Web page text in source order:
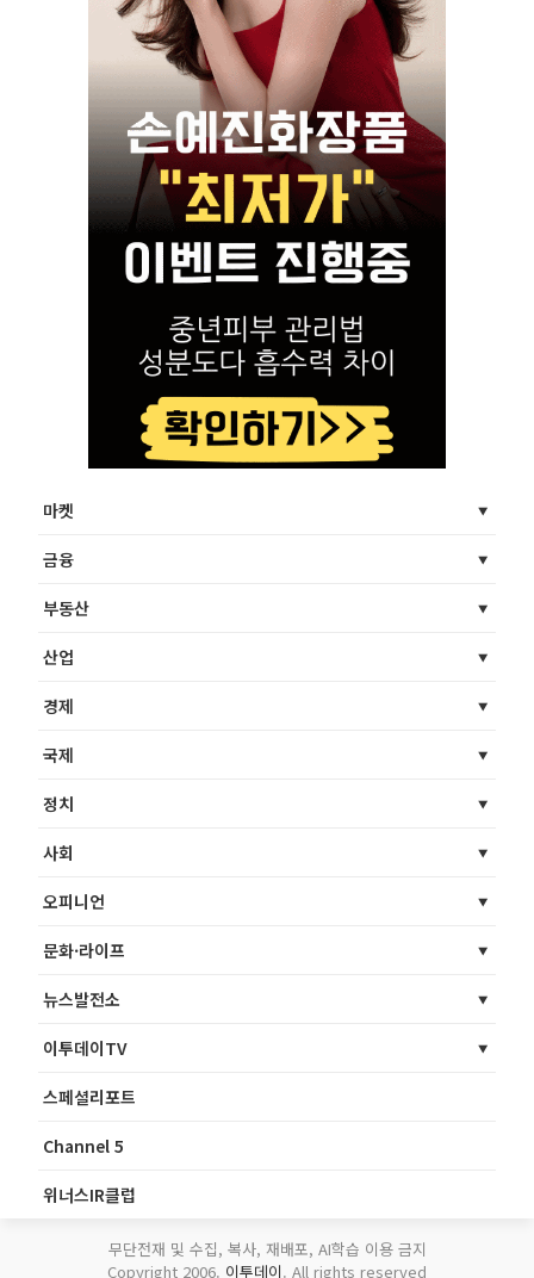
마켓
금융
부동산
산업
경제
국제
정치
사회
오피니언
문화·라이프
뉴스발전소
이투데이TV
스페셜리포트
Channel 5
위너스IR클럽
무단전재 및 수집, 복사, 재배포, AI학습 이용 금지
Copyright 2006. 이투데이. All rights reserved